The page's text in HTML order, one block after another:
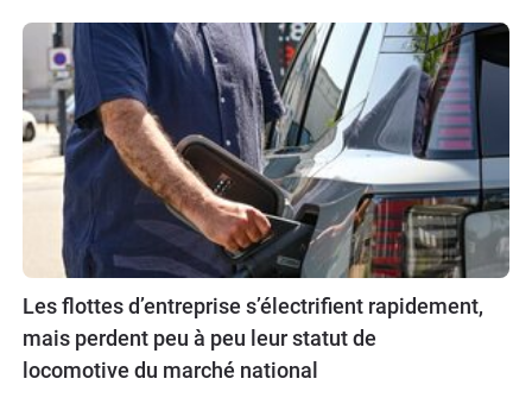
Les flottes d’entreprise s’électrifient rapidement,
mais perdent peu à peu leur statut de
locomotive du marché national